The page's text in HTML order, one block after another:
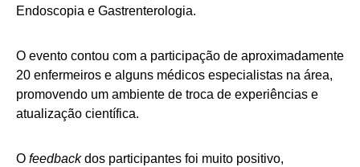
Endoscopia e Gastrenterologia.
O evento contou com a participação de aproximadamente
20 enfermeiros e alguns médicos especialistas na área,
promovendo um ambiente de troca de experiências e
atualização científica.
O feedbackdos participantes foi muito positivo,